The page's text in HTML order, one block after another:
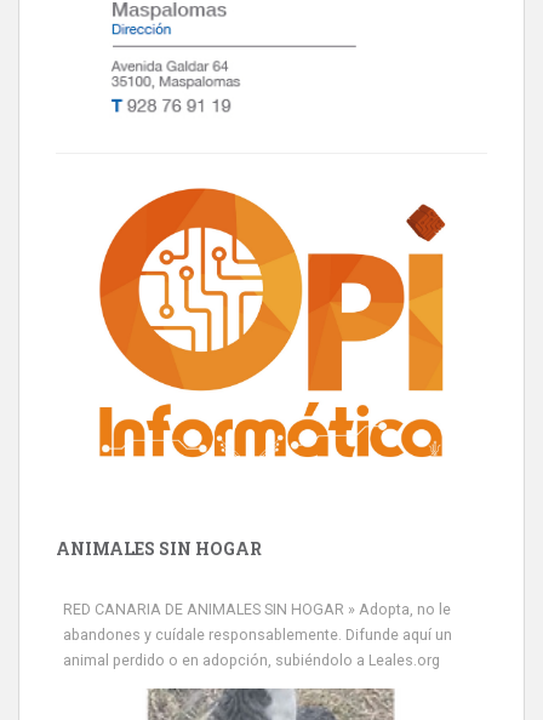
ANIMALES SIN HOGAR
RED CANARIA DE ANIMALES SIN HOGAR » Adopta, no le
abandones y cuídale responsablemente. Difunde aquí un
animal perdido o en adopción, subiéndolo a Leales.org